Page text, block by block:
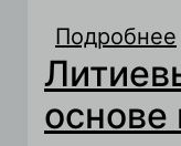
Подробнее
основе